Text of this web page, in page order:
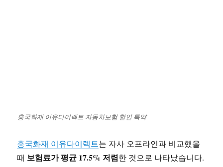
흥국화재 이유다이렉트 자동차보험 할인 특약
흥국화재 이유다이렉트는 자사 오프라인과 비교했을
때 보험료가 평균 17.5% 저렴한 것으로 나타났습니다.